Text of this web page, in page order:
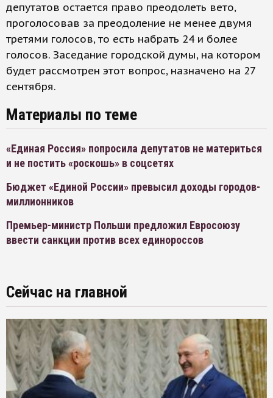
депутатов остается право преодолеть вето,
проголосовав за преодоление не менее двумя
третями голосов, то есть набрать 24 и более
голосов. Заседание городской думы, на котором
будет рассмотрен этот вопрос, назначено на 27
сентября.
Материалы по теме
«Единая Россия» попросила депутатов не материться
и не постить «роскошь» в соцсетях
Бюджет «Единой России» превысил доходы городов-
миллионников
Премьер-министр Польши предложил Евросоюзу
ввести санкции против всех единороссов
Сейчас на главной